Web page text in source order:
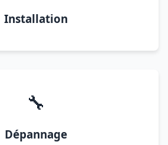
Installation
🔧
Dépannage